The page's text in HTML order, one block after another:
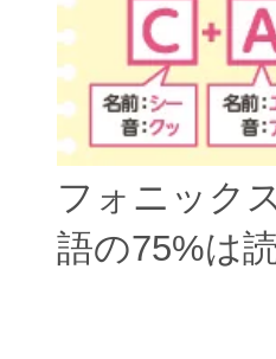
フォニック
語の75%は